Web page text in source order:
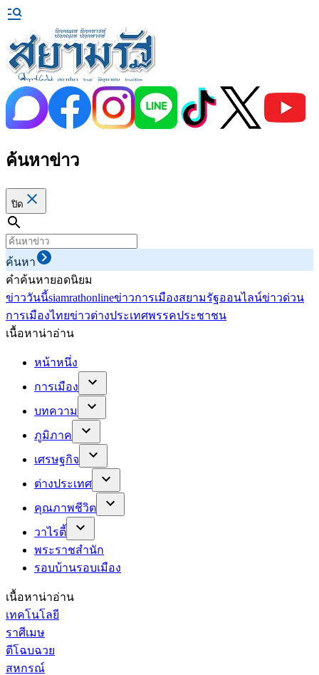
ค้นหาข่าว
ปิด
ค้นหา
คำค้นหายอดนิยม
ข่าววันนี้siamrathonlineข่าวการเมืองสยามรัฐออนไลน์ข่าวด่วน
การเมืองไทยข่าวต่างประเทศพรรคประชาชน
เนื้อหาน่าอ่าน
หน้าหนึ่ง
การเมือง
บทความ
ภูมิภาค
เศรษฐกิจ
ต่างประเทศ
คุณภาพชีวิต
วาไรตี้
พระราชสำนัก
รอบบ้านรอบเมือง
เนื้อหาน่าอ่าน
เทคโนโลยี
ราศีเมษ
ตีโฉบฉวย
สหกรณ์